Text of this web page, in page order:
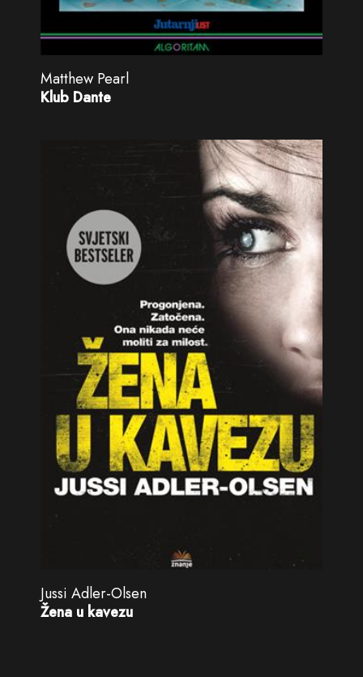
Matthew Pearl
Klub Dante
Jussi Adler-Olsen
Žena u kavezu